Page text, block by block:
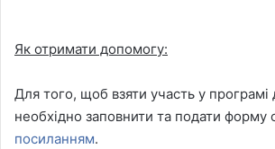
Як отримати допомогу:
Для того, щоб взяти участь у
необхідно заповнити та подати форму
посиланням.